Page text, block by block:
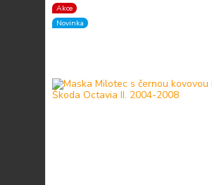
Akce
Novinka